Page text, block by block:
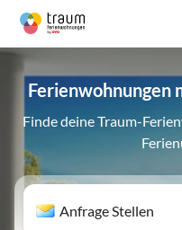
Ferienwohnungen
Finde deine Traum-
Anfrage Stellen